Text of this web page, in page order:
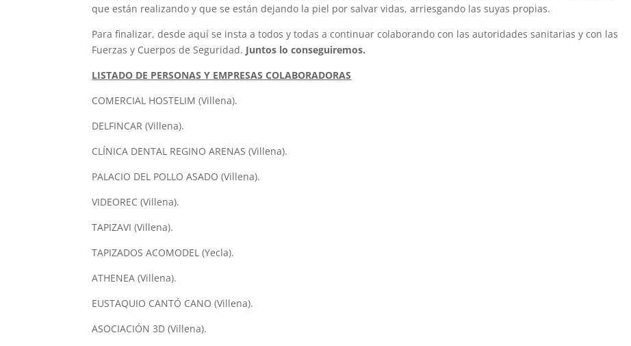
que están realizando y que se están dejando la piel por salvar vidas, arriesgando las suyas propias.
Para finalizar, desde aquí se insta a todos y todas a continuar colaborando con las autoridades sanitarias y con las
Fuerzas y Cuerpos de Seguridad. Juntos lo conseguiremos.
LISTADO DE PERSONAS Y EMPRESAS COLABORADORAS
COMERCIAL HOSTELIM (Villena).
DELFINCAR (Villena).
CLÍNICA DENTAL REGINO ARENAS (Villena).
PALACIO DEL POLLO ASADO (Villena).
VIDEOREC (Villena).
TAPIZAVI (Villena).
TAPIZADOS ACOMODEL (Yecla).
ATHENEA (Villena).
EUSTAQUIO CANTÓ CANO (Villena).
ASOCIACIÓN 3D (Villena).